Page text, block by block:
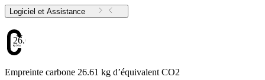
Logiciel et Assistance
26.61
Empreinte carbone 26.61 kg d’équivalent CO2